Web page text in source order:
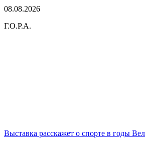
08.08.2026
Г.О.Р.А.
Выставка расскажет о спорте в годы